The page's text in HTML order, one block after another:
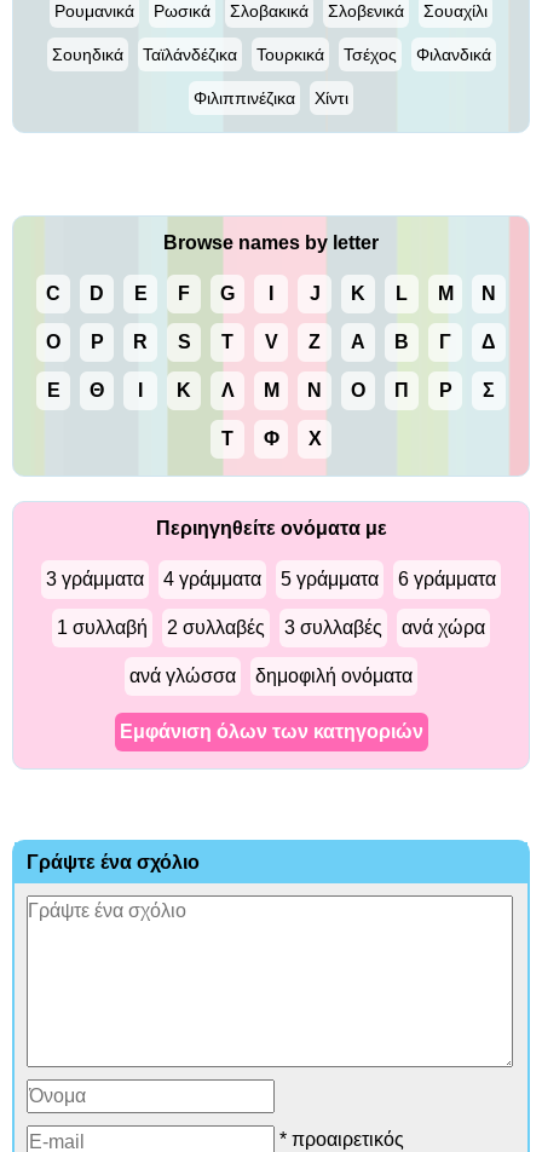
Ρουμανικά Ρωσικά Σλοβακικά Σλοβενικά Σουαχίλι
Σουηδικά Ταϊλάνδέζικα Τουρκικά Τσέχος Φιλανδικά
Φιλιππινέζικα Χίντι
Browse names by letter
C D E F G J K L M N
O P R S T V Z Α Β Γ Δ
Ε Θ Κ Λ Μ Ν Ο Π Ρ Σ
Τ Φ Χ
Περιηγηθείτε ονόματα με
3 γράμματα 4 γράμματα 5 γράμματα 6 γράμματα
1 συλλαβή 2 συλλαβές 3 συλλαβές ανά χώρα
ανά γλώσσα δημοφιλή ονόματα
Εμφάνιση όλων των κατηγοριών
Γράψτε ένα σχόλιο
* προαιρετικός